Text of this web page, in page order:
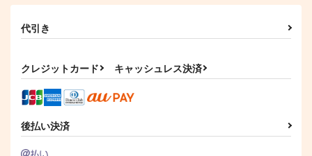
サンプル
カート
サンプル
代引き
クレジットカード キャッシュレス決済
後払い決済